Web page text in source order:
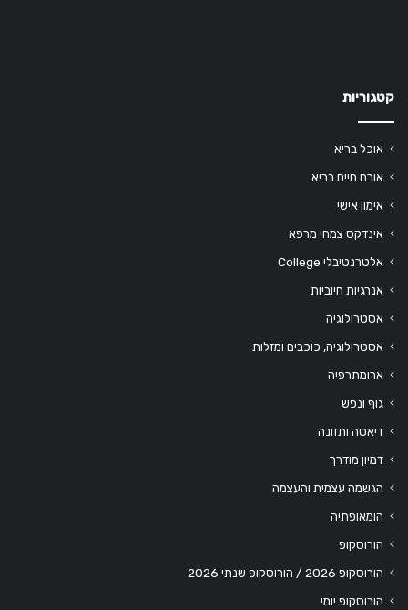
קטגוריות
אוכל בריא
אורח חיים בריא
אימון אישי
אינדקס צמחי מרפא
אלטרנטיבלי College
אנרגיות חיוביות
אסטרולוגיה
אסטרולוגיה, כוכבים ומזלות
ארומתרפיה
גוף ונפש
דיאטה ותזונה
דמיון מודרך
הגשמה עצמית והעצמה
הומאופתיה
הורוסקופ
הורוסקופ 2026 / הורוסקופ שנתי 2026
הורוסקופ יומי